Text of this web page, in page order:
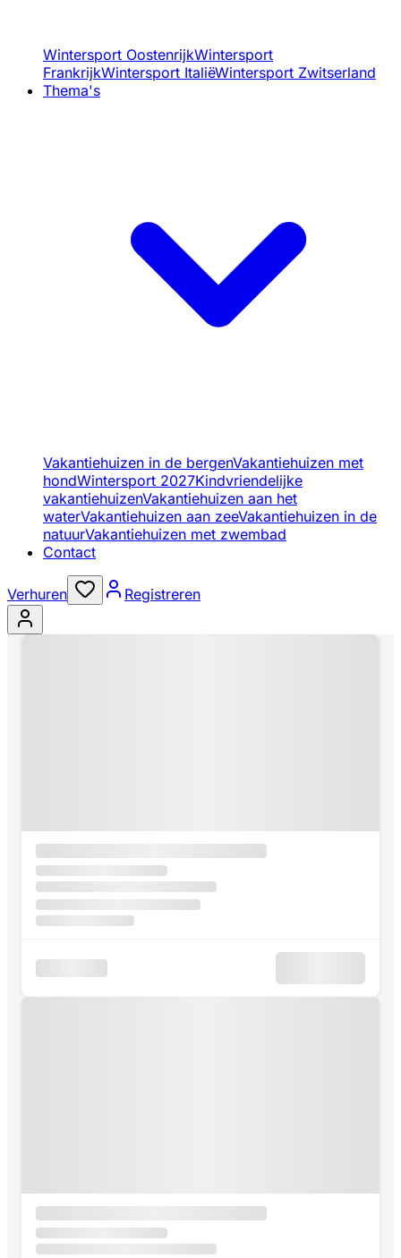
Wintersport OostenrijkWintersport
FrankrijkWintersport ItaliëWintersport Zwitserland
Thema's
Vakantiehuizen in de bergenVakantiehuizen met
hondWintersport 2027Kindvriendelijke
vakantiehuizenVakantiehuizen aan het
waterVakantiehuizen aan zeeVakantiehuizen in de
natuurVakantiehuizen met zwembad
Contact
Verhuren Registreren